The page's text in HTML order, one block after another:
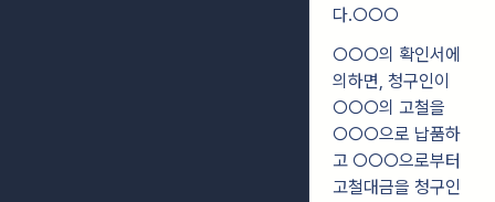
다.○○○
○○○의 확인서에
의하면, 청구인이
○○○의 고철을
○○○으로 납품하
고 ○○○으로부터
고철대금을 청구인